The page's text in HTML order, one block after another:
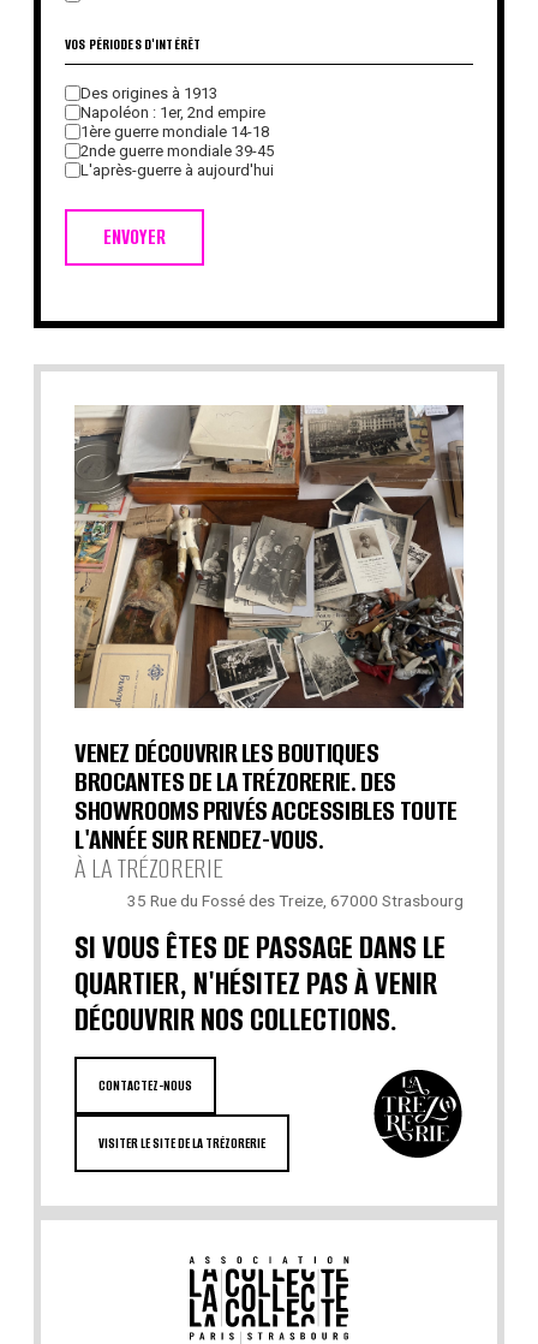
ENVOYER
VOS PÉRIODES D'INTÉRÊT
Des origines à 1913
Napoléon : 1er, 2nd empire
1ère guerre mondiale 14-18
2nde guerre mondiale 39-45
L'après-guerre à aujourd'hui
VENEZ DÉCOUVRIR LES BOUTIQUES
BROCANTES DE LA TRÉZORERIE. DES
SHOWROOMS PRIVÉS ACCESSIBLES TOUTE
L'ANNÉE SUR RENDEZ-VOUS.
À LA TRÉZORERIE
35 Rue du Fossé des Treize, 67000 Strasbourg
SI VOUS ÊTES DE PASSAGE DANS LE
QUARTIER, N'HÉSITEZ PAS À VENIR
DÉCOUVRIR NOS COLLECTIONS.
CONTACTEZ-NOUS
VISITER LE SITE DE LA TRÉZORERIE